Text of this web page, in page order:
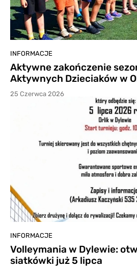
INFORMACJE
Aktywne zakończenie
Aktywnych Dzieciaków w
25 Czerwca 2026
INFORMACJE
Volleymania w Dylewie:
siatkówki już 5 lipca